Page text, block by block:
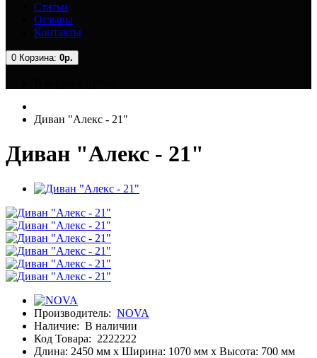
Статьи
Отзывы
Контакты
0 Корзина: 0р.
Диван "Алекс - 21"
Диван "Алекс - 21"
Производитель: NOVA
Наличие: В наличии
Код Товара: 2222222
Длина: 2450 мм x Ширина: 1070 мм x Высота: 700 мм